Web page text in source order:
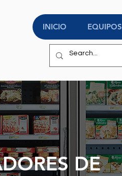
INICIO EQUIPOS
productos
este momento.
DE